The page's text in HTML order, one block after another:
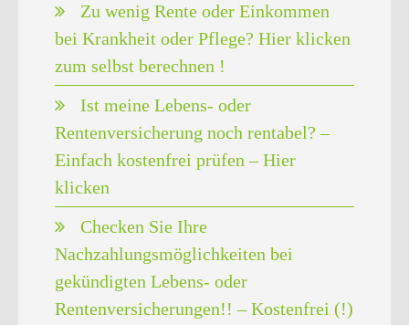
Zu wenig Rente oder Einkommen
bei Krankheit oder Pflege? Hier klicken
zum selbst berechnen !
Ist meine Lebens- oder
Rentenversicherung noch rentabel? –
Einfach kostenfrei prüfen – Hier
klicken
Checken Sie Ihre
Nachzahlungsmöglichkeiten bei
gekündigten Lebens- oder
Rentenversicherungen!! – Kostenfrei (!)